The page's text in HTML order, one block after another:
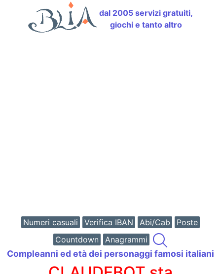
dal 2005 servizi gratuiti,
giochi e tanto altro
Numeri casuali Verifica IBAN Abi/Cab
Poste
Countdown
Anagrammi
Compleanni ed età dei personaggi famosi italiani